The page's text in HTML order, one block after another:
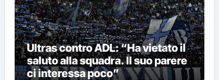
Ultras contro ADL: “Ha vietato il
saluto alla squadra. Il suo parere
ci interessa poco”